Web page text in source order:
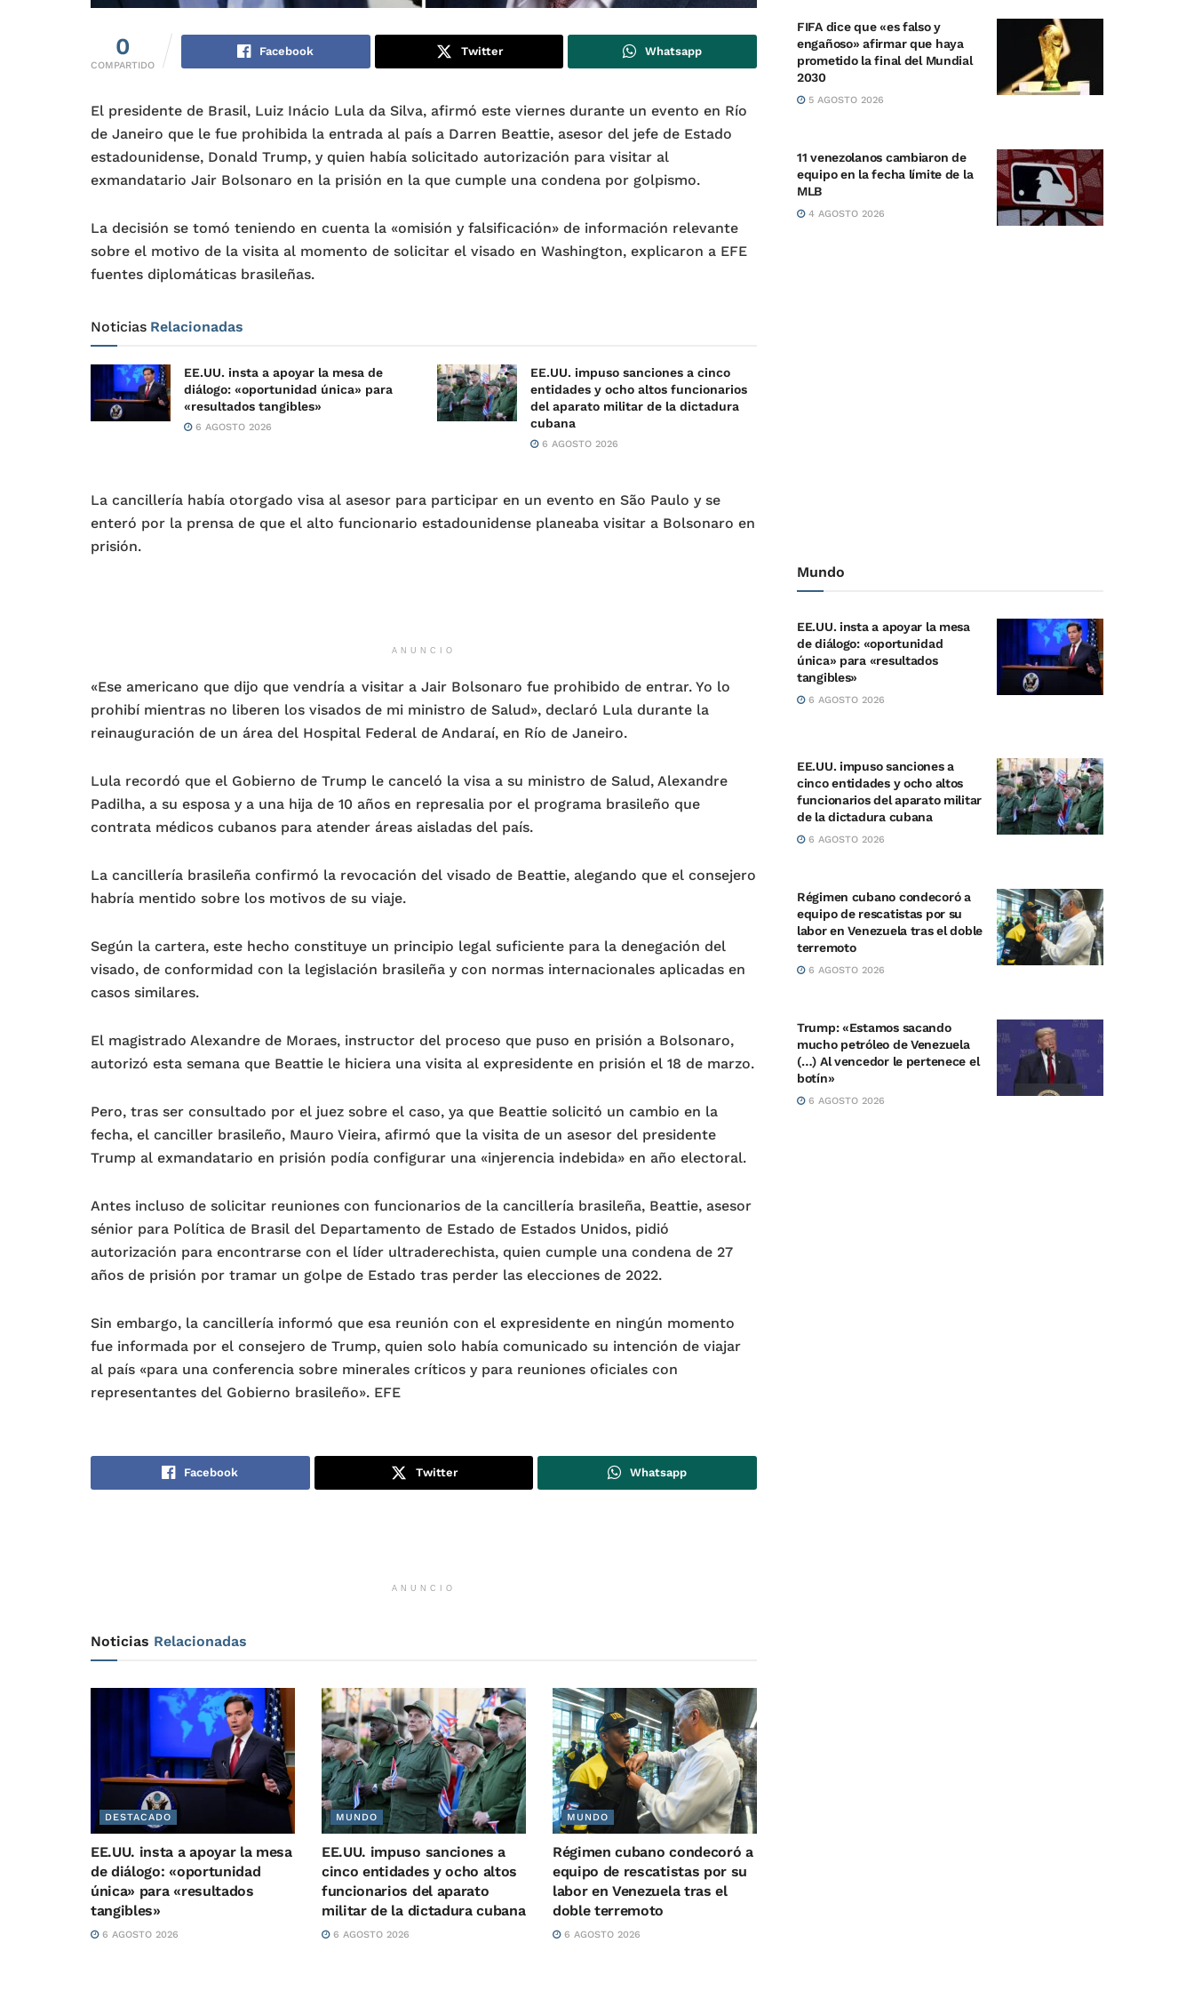
0
COMPARTIDO
Facebook Twitter Whatsapp
El presidente de Brasil, Luiz Inácio Lula da Silva, afirmó este viernes durante un evento en Río
de Janeiro que le fue prohibida la entrada al país a Darren Beattie, asesor del jefe de Estado
estadounidense, Donald Trump, y quien había solicitado autorización para visitar al
exmandatario Jair Bolsonaro en la prisión en la que cumple una condena por golpismo.
La decisión se tomó teniendo en cuenta la «omisión y falsificación» de información relevante
sobre el motivo de la visita al momento de solicitar el visado en Washington, explicaron a EFE
fuentes diplomáticas brasileñas.
Noticias Relacionadas
EE.UU. insta a apoyar la mesa de
diálogo: «oportunidad única» para
«resultados tangibles»
6 AGOSTO 2026
EE.UU. impuso sanciones a cinco
entidades y ocho altos funcionarios
del aparato militar de la dictadura
cubana
6 AGOSTO 2026
La cancillería había otorgado visa al asesor para participar en un evento en São Paulo y se
enteró por la prensa de que el alto funcionario estadounidense planeaba visitar a Bolsonaro en
prisión.
ANUNCIO
«Ese americano que dijo que vendría a visitar a Jair Bolsonaro fue prohibido de entrar. Yo lo
prohibí mientras no liberen los visados de mi ministro de Salud», declaró Lula durante la
reinauguración de un área del Hospital Federal de Andaraí, en Río de Janeiro.
Lula recordó que el Gobierno de Trump le canceló la visa a su ministro de Salud, Alexandre
Padilha, a su esposa y a una hija de 10 años en represalia por el programa brasileño que
contrata médicos cubanos para atender áreas aisladas del país.
La cancillería brasileña confirmó la revocación del visado de Beattie, alegando que el consejero
habría mentido sobre los motivos de su viaje.
Según la cartera, este hecho constituye un principio legal suficiente para la denegación del
visado, de conformidad con la legislación brasileña y con normas internacionales aplicadas en
casos similares.
El magistrado Alexandre de Moraes, instructor del proceso que puso en prisión a Bolsonaro,
autorizó esta semana que Beattie le hiciera una visita al expresidente en prisión el 18 de marzo.
Pero, tras ser consultado por el juez sobre el caso, ya que Beattie solicitó un cambio en la
fecha, el canciller brasileño, Mauro Vieira, afirmó que la visita de un asesor del presidente
Trump al exmandatario en prisión podía configurar una «injerencia indebida» en año electoral.
Antes incluso de solicitar reuniones con funcionarios de la cancillería brasileña, Beattie, asesor
sénior para Política de Brasil del Departamento de Estado de Estados Unidos, pidió
autorización para encontrarse con el líder ultraderechista, quien cumple una condena de 27
años de prisión por tramar un golpe de Estado tras perder las elecciones de 2022.
Sin embargo, la cancillería informó que esa reunión con el expresidente en ningún momento
fue informada por el consejero de Trump, quien solo había comunicado su intención de viajar
al país «para una conferencia sobre minerales críticos y para reuniones oficiales con
representantes del Gobierno brasileño». EFE
Facebook Twitter Whatsapp
ANUNCIO
Noticias Relacionadas
DESTACADO
EE.UU. insta a apoyar la mesa
de diálogo: «oportunidad
única» para «resultados
tangibles»
6 AGOSTO 2026
MUNDO
EE.UU. impuso sanciones a
cinco entidades y ocho altos
funcionarios del aparato
militar de la dictadura cubana
6 AGOSTO 2026
MUNDO
Régimen cubano condecoró a
equipo de rescatistas por su
labor en Venezuela tras el
doble terremoto
6 AGOSTO 2026
FIFA dice que «es falso y
engañoso» afirmar que haya
prometido la final del Mundial
2030
5 AGOSTO 2026
11 venezolanos cambiaron de
equipo en la fecha límite de la
MLB
4 AGOSTO 2026
Mundo
EE.UU. insta a apoyar la mesa
de diálogo: «oportunidad
única» para «resultados
tangibles»
6 AGOSTO 2026
EE.UU. impuso sanciones a
cinco entidades y ocho altos
funcionarios del aparato militar
de la dictadura cubana
6 AGOSTO 2026
Régimen cubano condecoró a
equipo de rescatistas por su
labor en Venezuela tras el doble
terremoto
6 AGOSTO 2026
Trump: «Estamos sacando
mucho petróleo de Venezuela
(…) Al vencedor le pertenece el
botín»
6 AGOSTO 2026